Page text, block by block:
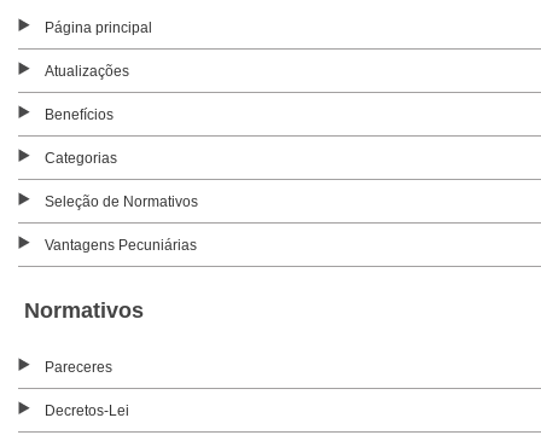
Página principal
Atualizações
Benefícios
Categorias
Seleção de Normativos
Vantagens Pecuniárias
Normativos
Pareceres
Decretos-Lei